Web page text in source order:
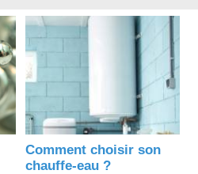
Comment choisir son
chauffe-eau ?